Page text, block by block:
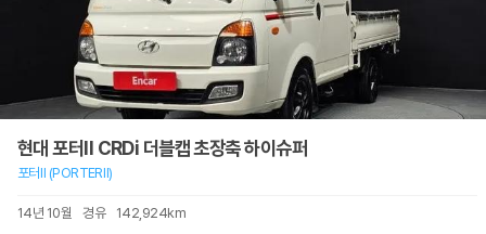
현대 포터II CRDi 더블캡 초장축 하이슈퍼
포터Ⅱ (PORTERⅡ)
14년 10월 경유 142,924km